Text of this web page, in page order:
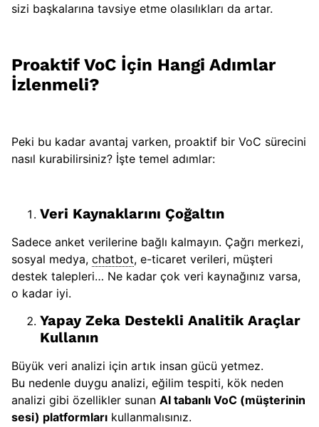
sizi başkalarına tavsiye etme olasılıkları da artar.
Proaktif VoC İçin Hangi Adımlar
İzlenmeli?
Peki bu kadar avantaj varken, proaktif bir VoC sürecini
nasıl kurabilirsiniz? İşte temel adımlar:
Veri Kaynaklarını Çoğaltın
Sadece anket verilerine bağlı kalmayın. Çağrı merkezi,
sosyal medya, chatbot, e-ticaret verileri, müşteri
destek talepleri… Ne kadar çok veri kaynağınız varsa,
o kadar iyi.
Yapay Zeka Destekli Analitik Araçlar
Kullanın
Büyük veri analizi için artık insan gücü yetmez.
Bu nedenle duygu analizi, eğilim tespiti, kök neden
analizi gibi özellikler sunan AI tabanlı VoC (müşterinin
sesi) platformları kullanmalısınız.